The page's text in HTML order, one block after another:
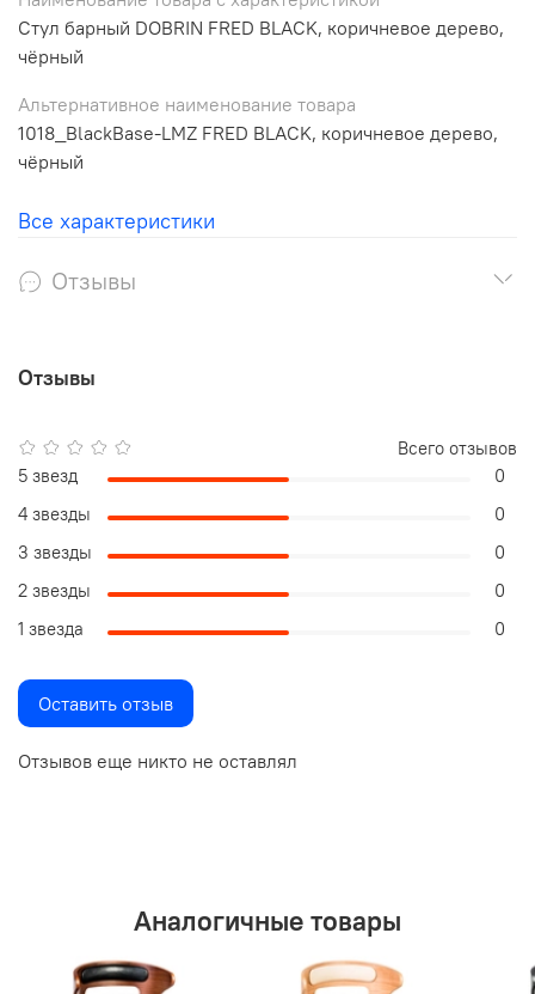
Стул барный DOBRIN FRED BLACK, коричневое дерево,
чёрный
Альтернативное наименование товара
1018_BlackBase-LMZ FRED BLACK, коричневое дерево,
чёрный
Все характеристики
Отзывы
Отзывы
Отзывов еще никто не оставлял
Всего отзывов
5 звезд
0
4 звезды
0
3 звезды
0
2 звезды
0
1 звезда
0
Оставить отзыв
Аналогичные товары